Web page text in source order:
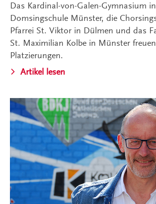
Das Kardinal-von-Galen-Gymnasium
Domsingschule Münster, die
Pfarrei St. Viktor in Dülmen und das
St. Maximilian Kolbe in Münster
Platzierungen.
Artikel lesen